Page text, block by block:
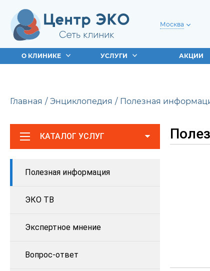
Москва
О КЛИНИКЕ УСЛУГИ АКЦИИ
Главная Энциклопедия Полезная
КАТАЛОГ УСЛУГ
Полезная информация
ЭКО ТВ
Экспертное мнение
Вопрос-ответ